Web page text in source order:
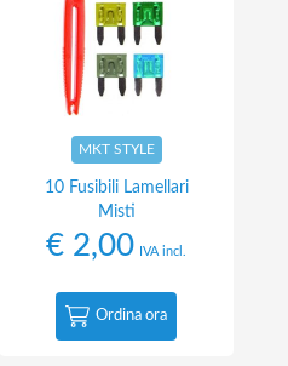
MKT STYLE
10 Fusibili Lamellari
Misti
€ 2,00 IVA incl.
Ordina ora